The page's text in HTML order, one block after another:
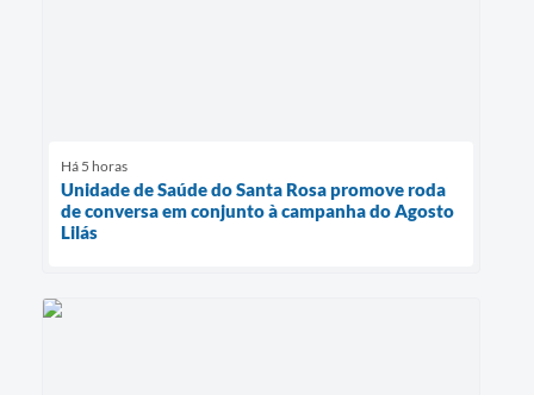
Há 5 horas
Unidade de Saúde do Santa Rosa promove roda
de conversa em conjunto à campanha do Agosto
Lilás